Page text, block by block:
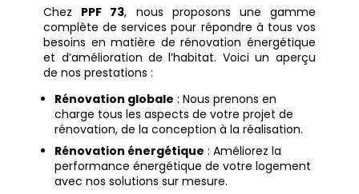
Chez PPF 73, nous proposons une gamme
complète de services pour répondre à tous vos
besoins en matière de rénovation énergétique
et d’amélioration de l’habitat. Voici un aperçu
de nos prestations :
Rénovation globale : Nous prenons en
charge tous les aspects de votre projet de
rénovation, de la conception à la réalisation.
Rénovation énergétique : Améliorez la
performance énergétique de votre logement
avec nos solutions sur mesure.